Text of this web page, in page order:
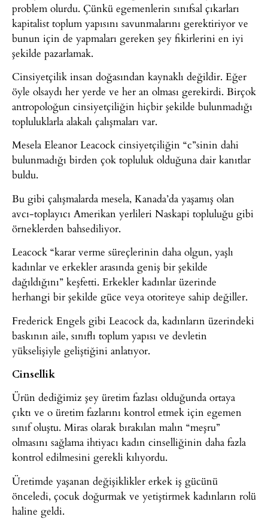
problem olurdu. Çünkü egemenlerin sınıfsal çıkarları
kapitalist toplum yapısını savunmalarını gerektiriyor ve
bunun için de yapmaları gereken şey fikirlerini en iyi
şekilde pazarlamak.
Cinsiyetçilik insan doğasından kaynaklı değildir. Eğer
öyle olsaydı her yerde ve her an olması gerekirdi. Birçok
antropoloğun cinsiyetçiliğin hiçbir şekilde bulunmadığı
topluluklarla alakalı çalışmaları var.
Mesela Eleanor Leacock cinsiyetçiliğin “c”sinin dahi
bulunmadığı birden çok topluluk olduğuna dair kanıtlar
buldu.
Bu gibi çalışmalarda mesela, Kanada’da yaşamış olan
avcı-toplayıcı Amerikan yerlileri Naskapi topluluğu gibi
örneklerden bahsediliyor.
Leacock “karar verme süreçlerinin daha olgun, yaşlı
kadınlar ve erkekler arasında geniş bir şekilde
dağıldığını” keşfetti. Erkekler kadınlar üzerinde
herhangi bir şekilde güce veya otoriteye sahip değiller.
Frederick Engels gibi Leacock da, kadınların üzerindeki
baskının aile, sınıflı toplum yapısı ve devletin
yükselişiyle geliştiğini anlatıyor.
Cinsellik
Ürün dediğimiz şey üretim fazlası olduğunda ortaya
çıktı ve o üretim fazlarını kontrol etmek için egemen
sınıf oluştu. Miras olarak bırakılan malın “meşru”
olmasını sağlama ihtiyacı kadın cinselliğinin daha fazla
kontrol edilmesini gerekli kılıyordu.
Üretimde yaşanan değişiklikler erkek iş gücünü
önceledi, çocuk doğurmak ve yetiştirmek kadınların rolü
haline geldi.